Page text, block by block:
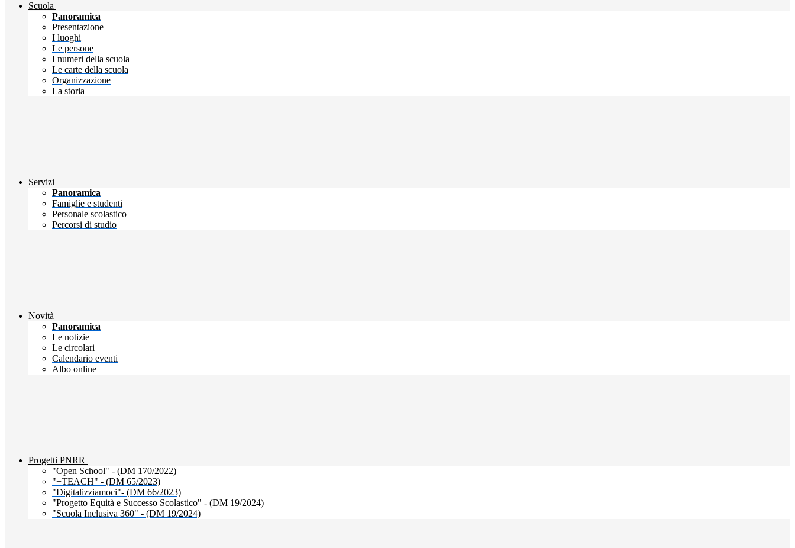
Scuola
Panoramica
Presentazione
I luoghi
Le persone
I numeri della scuola
Le carte della scuola
Organizzazione
La storia
Servizi
Panoramica
Famiglie e studenti
Personale scolastico
Percorsi di studio
Novità
Panoramica
Le notizie
Le circolari
Calendario eventi
Albo online
Progetti PNRR
"Open School" - (DM 170/2022)
"+TEACH" - (DM 65/2023)
"Digitalizziamoci"- (DM 66/2023)
"Progetto Equità e Successo Scolastico" - (DM 19/2024)
"Scuola Inclusiva 360" - (DM 19/2024)